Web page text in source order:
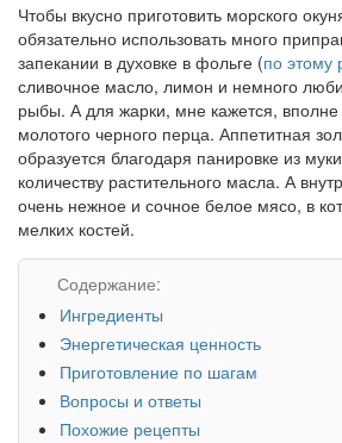
Чтобы вкусно приготовить морского
обязательно использовать много
запекании в духовке в фольге (по этому
сливочное масло, лимон и немного
рыбы. А для жарки, мне кажется, вполне
молотого черного перца. Аппетитная
образуется благодаря панировке из
количеству растительного масла. А
очень нежное и сочное белое мясо, в
мелких костей.
Содержание:
Ингредиенты
Энергетическая ценность
Приготовление по шагам
Вопросы и ответы
Похожие рецепты